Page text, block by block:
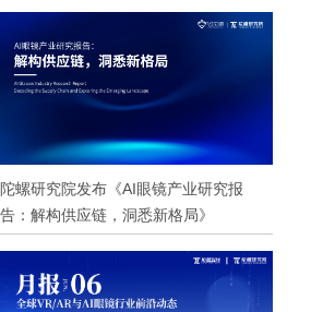
陀螺研究院发布《AI眼镜产业研究报
告：解构供应链，洞悉新格局》